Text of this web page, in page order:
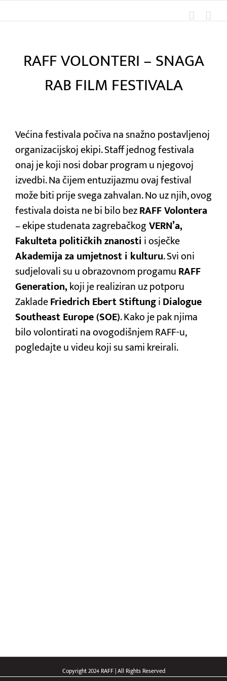
to
RAFF VOLONTERI – SNAGA
RAB FILM FESTIVALA
Larger
Image
Većina festivala počiva na snažno postavljenoj
organizacijskoj ekipi. Staff jednog festivala
onaj je koji nosi dobar program u njegovoj
izvedbi. Na čijem entuzijazmu ovaj festival
može biti prije svega zahvalan. No uz njih, ovog
festivala doista ne bi bilo bezRAFF Volontera
– ekipe studenata zagrebačkogVERN’a,
Fakulteta političkih znanostii osječke
Akademija za umjetnost i kulturu. Svi oni
sudjelovali su u obrazovnom progamuRAFF
Generation,koji je realiziran uz potporu
ZakladeFriedrich Ebert StiftungiDialogue
Southeast Europe (SOE). Kako je pak njima
bilo volontirati na ovogodišnjem RAFF-u,
pogledajte u videu koji su sami kreirali.
Copyright 2024 RAFF | All Rights Reserved